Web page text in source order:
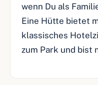
wenn Du als
Eine Hütte bietet
klassisches
zum Park und bist